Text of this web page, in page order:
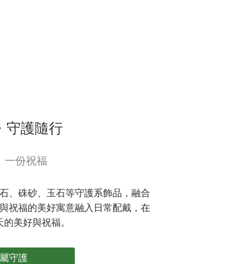
守護隨行
一份祝福
、硃砂、玉石等守護系飾品，融合
祝福的美好寓意融入日常配戴，在
美好與祝福。
守護